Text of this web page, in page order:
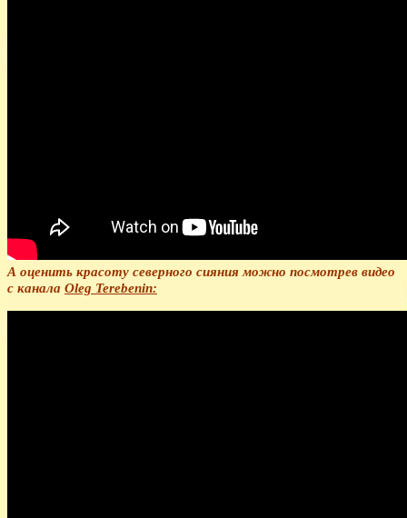
А оценить красоту северного сияния можно посмотрев видео
с канала Oleg Terebenin: